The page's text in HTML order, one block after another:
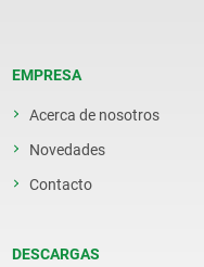
EMPRESA
Acerca de nosotros
Novedades
Contacto
DESCARGAS